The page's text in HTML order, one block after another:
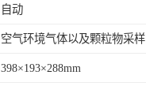
自动
空气环境气体以及颗粒物采样
398×193×288mm